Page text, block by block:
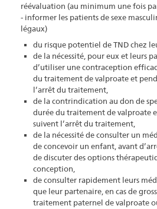
réévaluation (au minimum une fois
- informer les patients de sexe
légaux)
du risque potentiel de TND chez
de la nécessité, pour eux et leurs
d’utiliser une contraception
du traitement de valproate et
l’arrêt du traitement,
de la contrindication au don de
durée du traitement de valproate
suivent l’arrêt du traitement,
de la nécessité de consulter un
de concevoir un enfant, avant
de discuter des options
conception,
de consulter rapidement leurs
que leur partenaire, en cas de
traitement paternel de valproate